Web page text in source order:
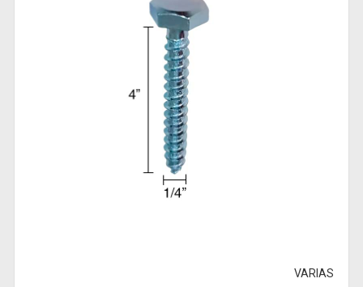
VARIAS